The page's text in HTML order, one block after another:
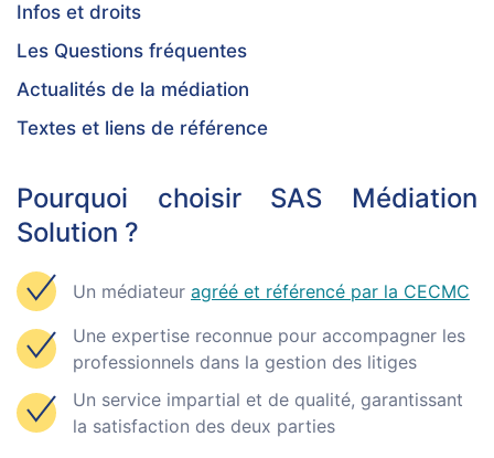
Pourquoi choisir SAS Médiation
Solution ?
Un médiateur agréé et référencé par la CECMC
Une expertise reconnue pour accompagner les
professionnels dans la gestion des litiges
Un service impartial et de qualité, garantissant
la satisfaction des deux parties
Infos et droits
Les Questions fréquentes
Actualités de la médiation
Textes et liens de référence